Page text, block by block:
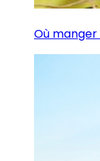
Où manger